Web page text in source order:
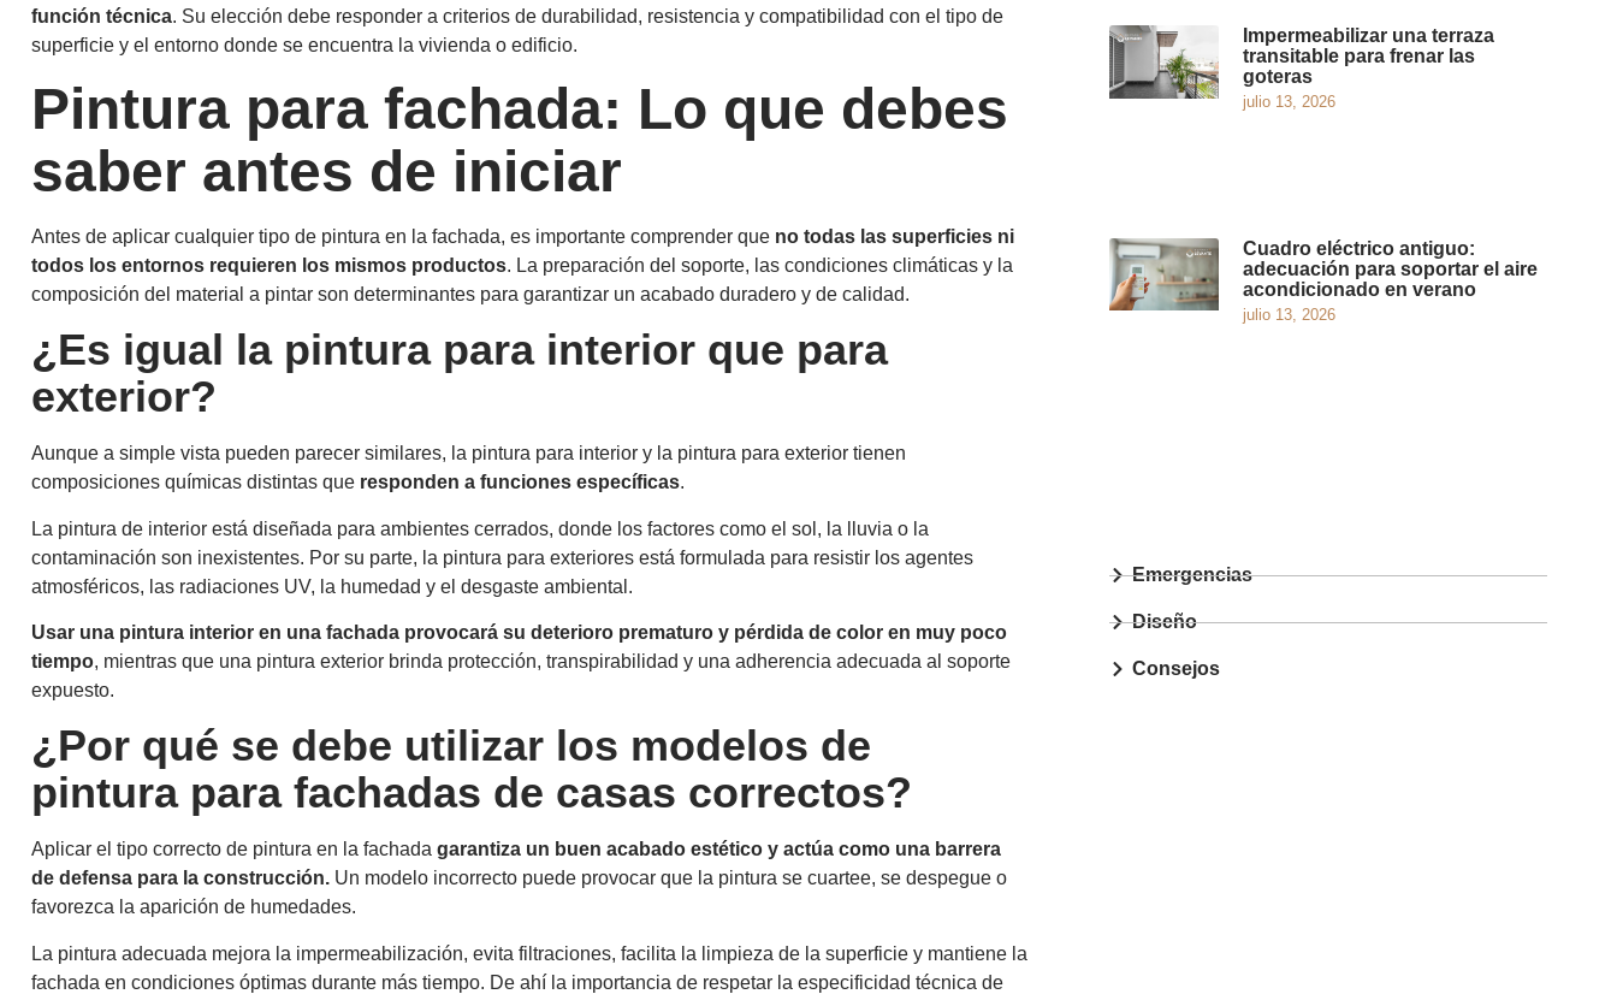
función técnica. Su elección debe responder a criterios de durabilidad, resistencia y compatibilidad con el tipo de
superficie y el entorno donde se encuentra la vivienda o edificio.
Pintura para fachada: Lo que debes
saber antes de iniciar
Antes de aplicar cualquier tipo de pintura en la fachada, es importante comprender que no todas las superficies ni
todos los entornos requieren los mismos productos. La preparación del soporte, las condiciones climáticas y la
composición del material a pintar son determinantes para garantizar un acabado duradero y de calidad.
¿Es igual la pintura para interior que para
exterior?
Aunque a simple vista pueden parecer similares, la pintura para interior y la pintura para exterior tienen
composiciones químicas distintas que responden a funciones específicas.
La pintura de interior está diseñada para ambientes cerrados, donde los factores como el sol, la lluvia o la
contaminación son inexistentes. Por su parte, la pintura para exteriores está formulada para resistir los agentes
atmosféricos, las radiaciones UV, la humedad y el desgaste ambiental.
Usar una pintura interior en una fachada provocará su deterioro prematuro y pérdida de color en muy poco
tiempo, mientras que una pintura exterior brinda protección, transpirabilidad y una adherencia adecuada al soporte
expuesto.
¿Por qué se debe utilizar los modelos de
pintura para fachadas de casas correctos?
Aplicar el tipo correcto de pintura en la fachada garantiza un buen acabado estético y actúa como una barrera
de defensa para la construcción. Un modelo incorrecto puede provocar que la pintura se cuartee, se despegue o
favorezca la aparición de humedades.
La pintura adecuada mejora la impermeabilización, evita filtraciones, facilita la limpieza de la superficie y mantiene la
fachada en condiciones óptimas durante más tiempo. De ahí la importancia de respetar la especificidad técnica de
Impermeabilizar una terraza
transitable para frenar las
goteras
julio 13, 2026
Cuadro eléctrico antiguo:
adecuación para soportar el aire
acondicionado en verano
julio 13, 2026
Emergencias
Diseño
Consejos